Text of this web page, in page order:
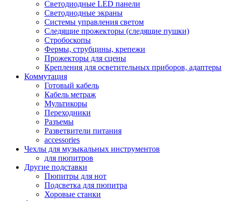
Светодиодные LED панели
Светодиодные экраны
Системы управления светом
Следящие прожекторы (следящие пушки)
Стробоскопы
Фермы, струбцины, крепежи
Прожекторы для сцены
Крепления для осветительных приборов, адаптеры
Коммутация
Готовый кабель
Кабель метраж
Мультикоры
Переходники
Разъемы
Разветвители питания
accessories
Чехлы для музыкальных инструментов
для пюпитров
Другие подставки
Пюпитры для нот
Подсветка для пюпитра
Хоровые станки